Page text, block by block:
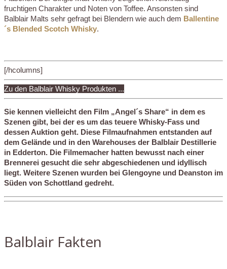
fruchtigen Charakter und Noten von Toffee. Ansonsten sind
Balblair Malts sehr gefragt bei Blendern wie auch dem Ballentine
´s Blended Scotch Whisky.
[/hcolumns]
Zu den Balblair Whisky Produkten ...
Sie kennen vielleicht den Film „Angel´s Share“ in dem es
Szenen gibt, bei der es um das teuere Whisky-Fass und
dessen Auktion geht. Diese Filmaufnahmen entstanden auf
dem Gelände und in den Warehouses der Balblair Destillerie
in Edderton. Die Filmemacher hatten bewusst nach einer
Brennerei gesucht die sehr abgeschiedenen und idyllisch
liegt. Weitere Szenen wurden bei Glengoyne und Deanston im
Süden von Schottland gedreht.
Balblair Fakten